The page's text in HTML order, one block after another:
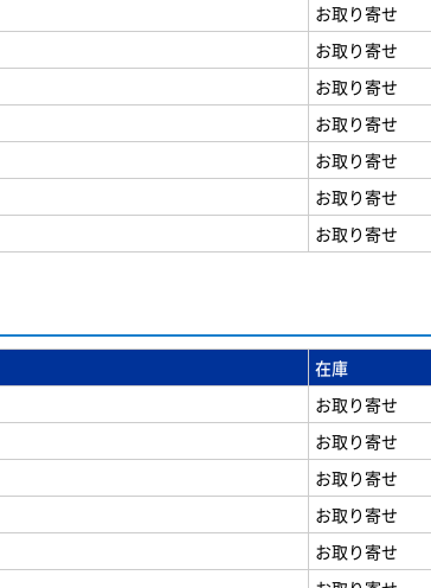
お取り寄せ
お取り寄せ
お取り寄せ
お取り寄せ
お取り寄せ
お取り寄せ
お取り寄せ
在庫
お取り寄せ
お取り寄せ
お取り寄せ
お取り寄せ
お取り寄せ